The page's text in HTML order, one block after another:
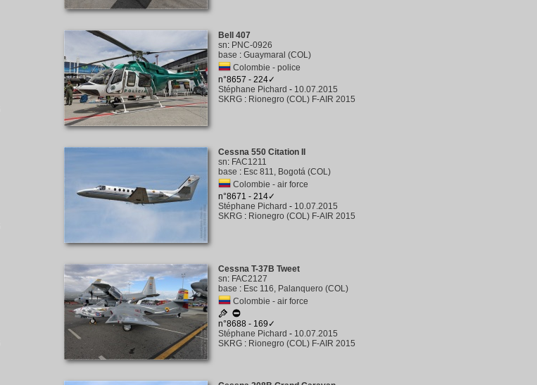
Bell 407
sn: PNC-0926
base : Guaymaral (COL)
Colombie - police
n°8657 - 224✓
Stéphane Pichard - 10.07.2015
SKRG : Rionegro (COL) F-AIR 2015
Cessna 550 Citation II
sn: FAC1211
base : Esc 811, Bogotá (COL)
Colombie - air force
n°8671 - 214✓
Stéphane Pichard - 10.07.2015
SKRG : Rionegro (COL) F-AIR 2015
Cessna T-37B Tweet
sn: FAC2127
base : Esc 116, Palanquero (COL)
Colombie - air force
n°8688 - 169✓
Stéphane Pichard - 10.07.2015
SKRG : Rionegro (COL) F-AIR 2015